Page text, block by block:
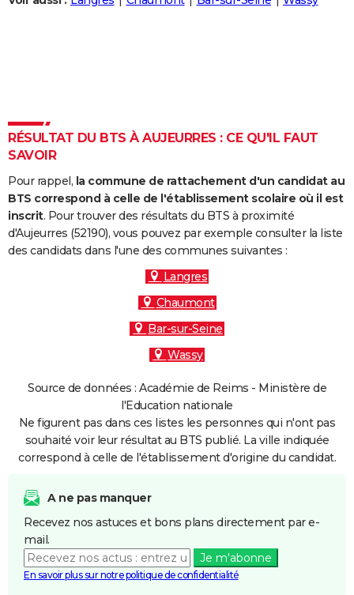
Carte de Noël
Carte Bonne année
Carte Saint-Valentin
Carte Pâques
Carte d'anniversaire
Dictionnaire
Biographies
Citations
Expressions
Proverbes
PROGRAMME TV
COPAINS D'AVANT
S'inscrire
Se connecter
Lycées
Collèges
Primaires
Universités
Entreprises
Service militaire
Avis de recherche
AVIS DE DÉCÈS
RÉSULTAT DU BTS À AUJEURRES : CE QU'IL FAUT
SAVOIR
Pour rappel, la commune de rattachement d'un candidat au
BTS correspond à celle de l'établissement scolaire où il est
inscrit. Pour trouver des résultats du BTS à proximité
d'Aujeurres (52190), vous pouvez par exemple consulter la liste
des candidats dans l'une des communes suivantes :
Langres
Chaumont
Bar-sur-Seine
Wassy
Source de données : Académie de Reims - Ministère de
l'Education nationale
Ne figurent pas dans ces listes les personnes qui n'ont pas
souhaité voir leur résultat au BTS publié. La ville indiquée
correspond à celle de l'établissement d'origine du candidat.
A ne pas manquer
Recevez nos astuces et bons plans directement par e-
mail.
Je m'abonne
En savoir plus sur notre politique de confidentialité